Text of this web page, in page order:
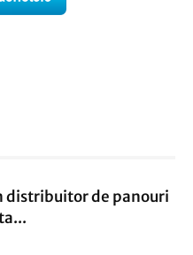
distribuitor de panouri